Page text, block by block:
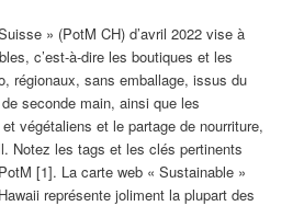
» (PotM CH) d’avril 2022 vise à
c’est-à-dire les boutiques et les
régionaux, sans emballage, issus du
seconde main, ainsi que les
végétaliens et le partage de nourriture,
Notez les tags et les clés pertinents
[1]. La carte web « Sustainable »
représente joliment la plupart des